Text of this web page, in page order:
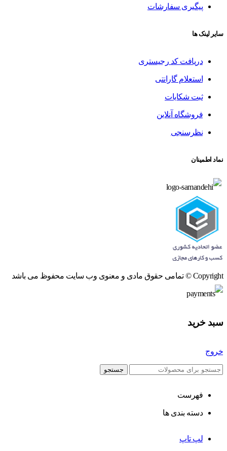
پیگیری سفارشات
سایر لینک ها
دریافت کد رجیستری
استعلام گارانتی
ثبت شکایات
فروشگاه آنلاین
نظرسنجی
نماد اطمینان
Copyright © تمامی حقوق مادی و معنوی وب سایت محفوظ می باشد
سبد خرید
خروج
جستجو
فهرست
دسته بندی ها
لپ تاپ